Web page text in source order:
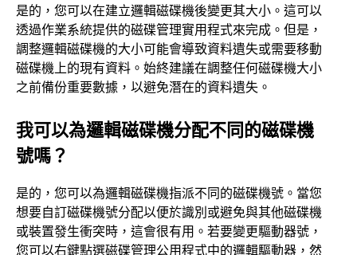
是的，您可以在建立邏輯磁碟機後變更其大小。這可以
透過作業系統提供的磁碟管理實用程式來完成。但是，
調整邏輯磁碟機的大小可能會導致資料遺失或需要移動
磁碟機上的現有資料。始終建議在調整任何磁碟機大小
之前備份重要數據，以避免潛在的資料遺失。
我可以為邏輯磁碟機分配不同的磁碟機
號嗎？
是的，您可以為邏輯磁碟機指派不同的磁碟機號。當您
想要自訂磁碟機號分配以便於識別或避免與其他磁碟機
或裝置發生衝突時，這會很有用。若要變更驅動器號，
您可以右鍵點選磁碟管理公用程式中的邏輯驅動器，然